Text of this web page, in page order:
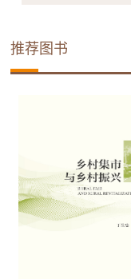
推荐图书